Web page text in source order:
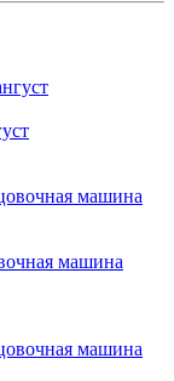
машина